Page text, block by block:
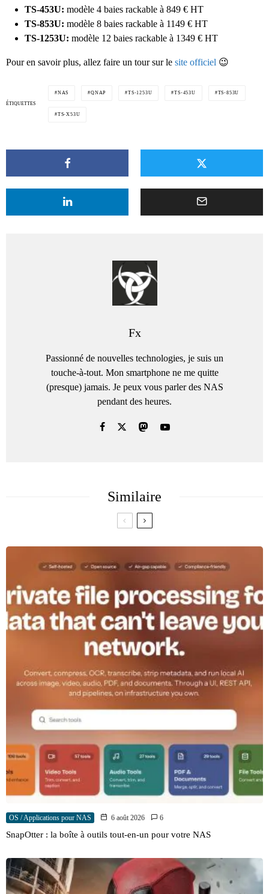
TS-453U: modèle 4 baies rackable à 849 € HT
TS-853U: modèle 8 baies rackable à 1149 € HT
TS-1253U: modèle 12 baies rackable à 1349 € HT
Pour en savoir plus, allez faire un tour sur le site officiel 😉
ÉTIQUETTES
NAS QNAP TS-1253U TS-453U TS-853U
TS-X53U
Fx
Passionné de nouvelles technologies, je suis un
touche-à-tout. Mon smartphone ne me quitte
(presque) jamais. Je peux vous parler des NAS
pendant des heures.
Similaire
OS / Applications pour NAS 6 août 2026 6
SnapOtter : la boîte à outils tout-en-un pour votre NAS